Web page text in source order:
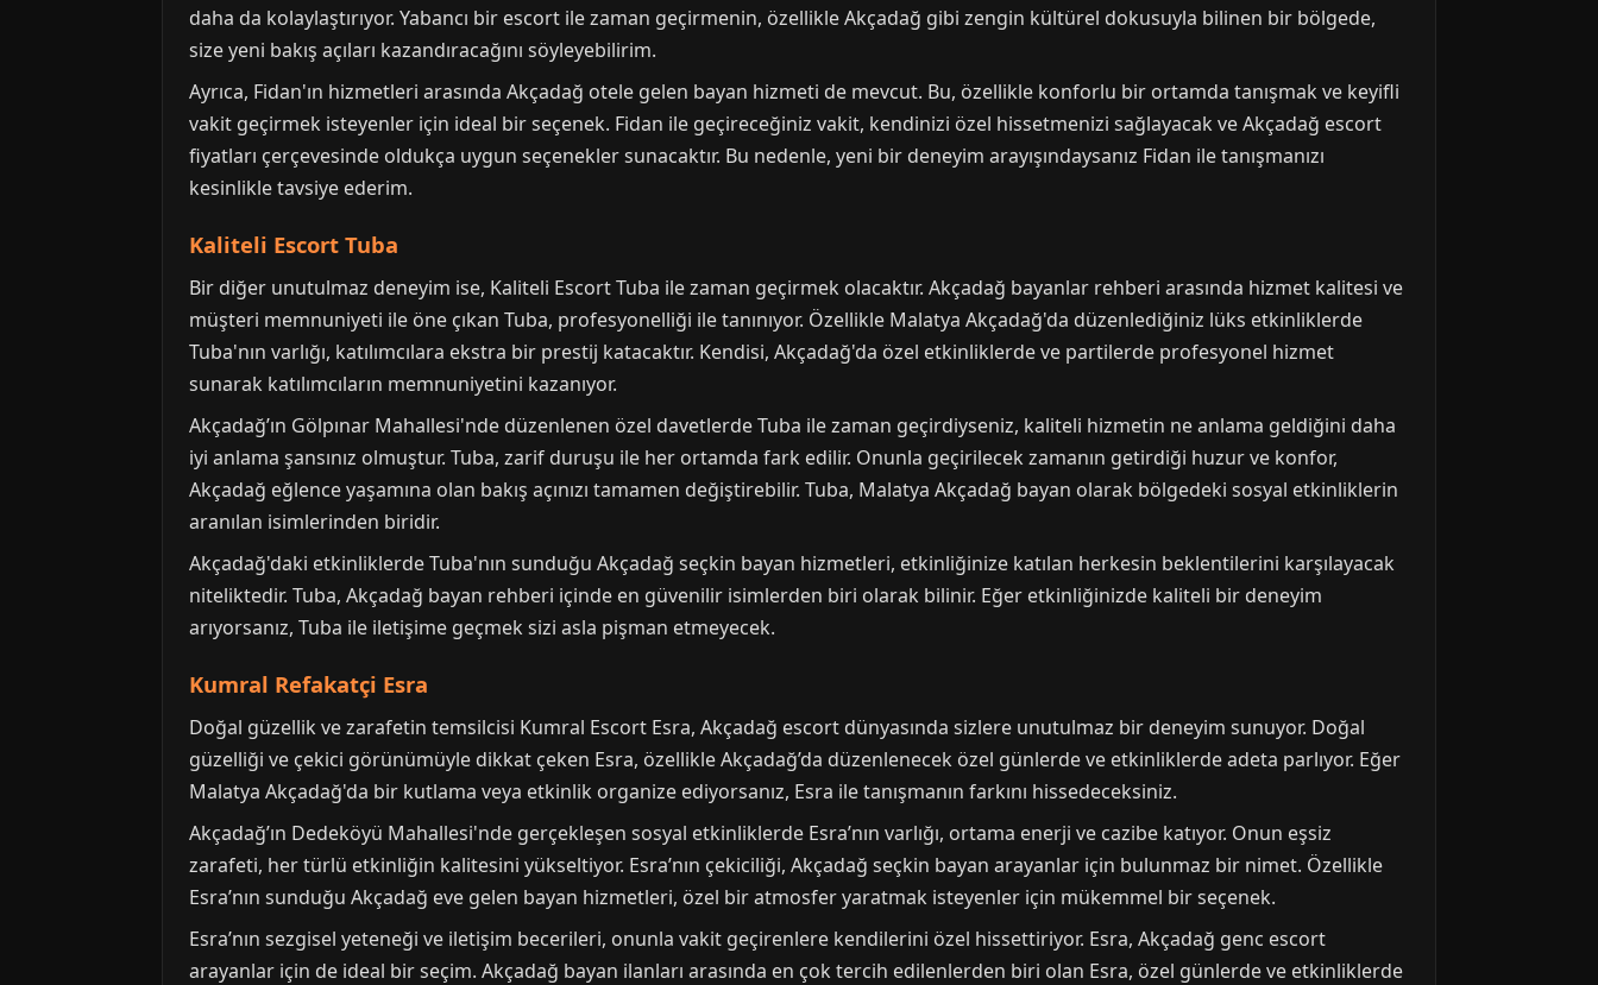
daha da kolaylaştırıyor. Yabancı bir escort ile zaman geçirmenin, özellikle Akçadağ gibi zengin kültürel dokusuyla bilinen bir bölgede,
size yeni bakış açıları kazandıracağını söyleyebilirim.
Ayrıca, Fidan'ın hizmetleri arasında Akçadağ otele gelen bayan hizmeti de mevcut. Bu, özellikle konforlu bir ortamda tanışmak ve keyifli
vakit geçirmek isteyenler için ideal bir seçenek. Fidan ile geçireceğiniz vakit, kendinizi özel hissetmenizi sağlayacak ve Akçadağ escort
fiyatları çerçevesinde oldukça uygun seçenekler sunacaktır. Bu nedenle, yeni bir deneyim arayışındaysanız Fidan ile tanışmanızı
kesinlikle tavsiye ederim.
Kaliteli Escort Tuba
Bir diğer unutulmaz deneyim ise, Kaliteli Escort Tuba ile zaman geçirmek olacaktır. Akçadağ bayanlar rehberi arasında hizmet kalitesi ve
müşteri memnuniyeti ile öne çıkan Tuba, profesyonelliği ile tanınıyor. Özellikle Malatya Akçadağ'da düzenlediğiniz lüks etkinliklerde
Tuba'nın varlığı, katılımcılara ekstra bir prestij katacaktır. Kendisi, Akçadağ'da özel etkinliklerde ve partilerde profesyonel hizmet
sunarak katılımcıların memnuniyetini kazanıyor.
Akçadağ’ın Gölpınar Mahallesi'nde düzenlenen özel davetlerde Tuba ile zaman geçirdiyseniz, kaliteli hizmetin ne anlama geldiğini daha
iyi anlama şansınız olmuştur. Tuba, zarif duruşu ile her ortamda fark edilir. Onunla geçirilecek zamanın getirdiği huzur ve konfor,
Akçadağ eğlence yaşamına olan bakış açınızı tamamen değiştirebilir. Tuba, Malatya Akçadağ bayan olarak bölgedeki sosyal etkinliklerin
aranılan isimlerinden biridir.
Akçadağ'daki etkinliklerde Tuba'nın sunduğu Akçadağ seçkin bayan hizmetleri, etkinliğinize katılan herkesin beklentilerini karşılayacak
niteliktedir. Tuba, Akçadağ bayan rehberi içinde en güvenilir isimlerden biri olarak bilinir. Eğer etkinliğinizde kaliteli bir deneyim
arıyorsanız, Tuba ile iletişime geçmek sizi asla pişman etmeyecek.
Kumral Refakatçi Esra
Doğal güzellik ve zarafetin temsilcisi Kumral Escort Esra, Akçadağ escort dünyasında sizlere unutulmaz bir deneyim sunuyor. Doğal
güzelliği ve çekici görünümüyle dikkat çeken Esra, özellikle Akçadağ’da düzenlenecek özel günlerde ve etkinliklerde adeta parlıyor. Eğer
Malatya Akçadağ'da bir kutlama veya etkinlik organize ediyorsanız, Esra ile tanışmanın farkını hissedeceksiniz.
Akçadağ’ın Dedeköyü Mahallesi'nde gerçekleşen sosyal etkinliklerde Esra’nın varlığı, ortama enerji ve cazibe katıyor. Onun eşsiz
zarafeti, her türlü etkinliğin kalitesini yükseltiyor. Esra’nın çekiciliği, Akçadağ seçkin bayan arayanlar için bulunmaz bir nimet. Özellikle
Esra’nın sunduğu Akçadağ eve gelen bayan hizmetleri, özel bir atmosfer yaratmak isteyenler için mükemmel bir seçenek.
Esra’nın sezgisel yeteneği ve iletişim becerileri, onunla vakit geçirenlere kendilerini özel hissettiriyor. Esra, Akçadağ genc escort
arayanlar için de ideal bir seçim. Akçadağ bayan ilanları arasında en çok tercih edilenlerden biri olan Esra, özel günlerde ve etkinliklerde